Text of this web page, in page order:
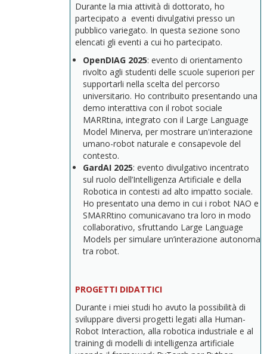
Durante la mia attività di dottorato, ho
partecipato a eventi divulgativi presso un
pubblico variegato. In questa sezione sono
elencati gli eventi a cui ho partecipato.
OpenDIAG 2025: evento di orientamento
rivolto agli studenti delle scuole superiori per
supportarli nella scelta del percorso
universitario. Ho contribuito presentando una
demo interattiva con il robot sociale
MARRtina, integrato con il Large Language
Model Minerva, per mostrare un'interazione
umano-robot naturale e consapevole del
contesto.
GardAI 2025: evento divulgativo incentrato
sul ruolo dell’Intelligenza Artificiale e della
Robotica in contesti ad alto impatto sociale.
Ho presentato una demo in cui i robot NAO e
SMARRtino comunicavano tra loro in modo
collaborativo, sfruttando Large Language
Models per simulare un’interazione autonoma
tra robot.
PROGETTI DIDATTICI
Durante i miei studi ho avuto la possibilità di
sviluppare diversi progetti legati alla Human-
Robot Interaction, alla robotica industriale e al
training di modelli di intelligenza artificiale